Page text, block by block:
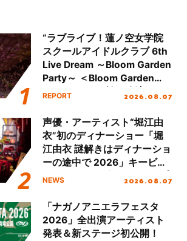
“ラブライブ！蓮ノ空女学院
スクールアイドルクラブ 6th
Live Dream ～Bloom Garden
Party～ ＜Bloom Garden
Party Stage／埼玉公演＞”
REPORT 2026.08.07
声優・アーティスト“堀江由
衣”初のディナーショー「堀
江由衣 謎解きはディナーショ
ーの途中で 2026」キービジ
ュアル＆グッズラインナップ
NEWS 2026.08.07
「ナガノアニエラフェスタ
2026」全出演アーティスト
発表＆新ステージ初公開！